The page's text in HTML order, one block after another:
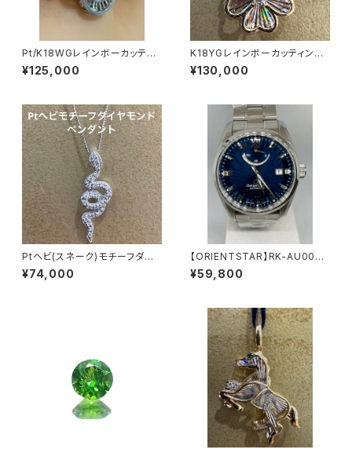
Pt/K18WGレインボーカッティ
ング四つ葉モチーフリング
¥125,000
K18YGレインボーカッティング
ダイヤモンドペンダント
¥130,000
Ptヘビ(スネーク)モチーフダイ
ヤモンド0.16ctペンダント
¥74,000
【ORIENTSTAR】RK-AU0005
Lメンズ時計
¥59,800